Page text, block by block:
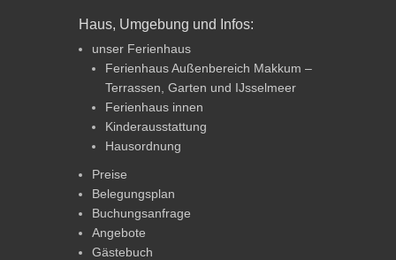
Haus, Umgebung und Infos:
unser Ferienhaus
Ferienhaus Außenbereich Makkum –
Terrassen, Garten und IJsselmeer
Ferienhaus innen
Kinderausstattung
Hausordnung
Preise
Belegungsplan
Buchungsanfrage
Angebote
Gästebuch